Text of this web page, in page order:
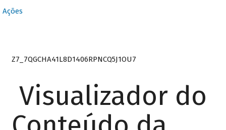
Ações
Z7_7QGCHA41L8D1406RPNCQ5J1OU7
Visualizador do